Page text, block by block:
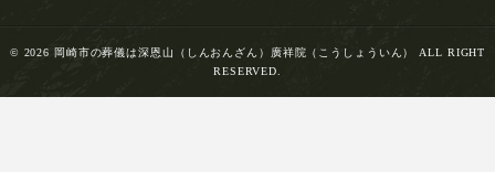
© 2026 岡崎市の葬儀は深恩山（しんおんざん）廣祥院（こうしょういん） ALL RIGHT
RESERVED.